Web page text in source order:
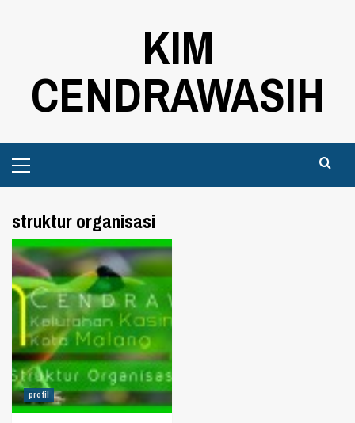
KIM
CENDRAWASIH
Menu
struktur organisasi
profil